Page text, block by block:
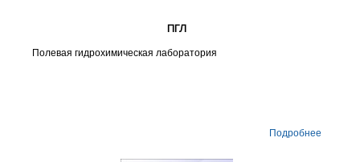
ПГЛ
Полевая гидрохимическая лаборатория
Подробнее